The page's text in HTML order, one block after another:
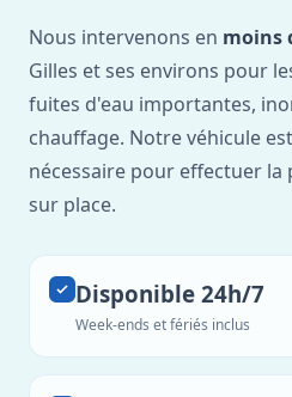
Nous intervenons en moins
Gilles et ses environs pour
fuites d'eau importantes,
chauffage. Notre véhicule
nécessaire pour effectuer
sur place.
Disponible 24h/7
Week-ends et fériés inclus